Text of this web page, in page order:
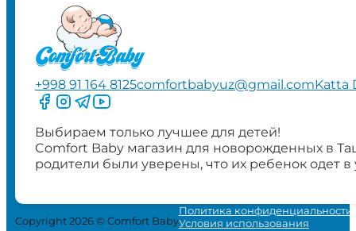
+998 91 164 8125comfortbabyuz@gmail.comKatta
Следите за нами на Facebook
Следите за нами в Instagram
Следите за нами в Telegram
Следите за нами в YouTube
Выбираем только лучшее для детей!
Comfort Baby магазин для новорожденных в
родители были уверены, что их ребенок одет
Copyright 2026 © Comfort Baby
Политика конфиденциальности
Условия использования